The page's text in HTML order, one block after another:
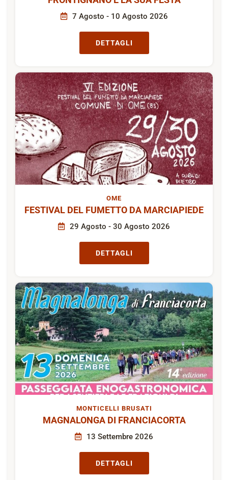
7 Agosto - 10 Agosto 2026
DETTAGLI
OME
FESTIVAL DEL FUMETTO DA MARCIAPIEDE
29 Agosto - 30 Agosto 2026
DETTAGLI
MONTICELLI BRUSATI
MAGNALONGA DI FRANCIACORTA
13 Settembre 2026
DETTAGLI